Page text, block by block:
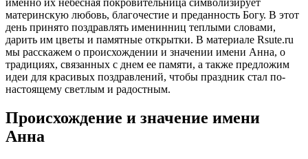
материнскую любовь, благочестие и преданность Богу. В этот
день принято поздравлять именинниц теплыми словами,
дарить им цветы и памятные открытки. В материале Rsute.ru
мы расскажем о происхождении и значении имени Анна, о
традициях, связанных с днем ее памяти, а также предложим
идеи для красивых поздравлений, чтобы праздник стал по-
настоящему светлым и радостным.
Происхождение и значение имени
Анна